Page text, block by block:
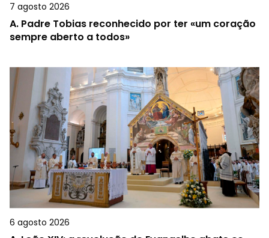
7 agosto 2026
A. Padre Tobias reconhecido por ter «um coração
sempre aberto a todos»
6 agosto 2026